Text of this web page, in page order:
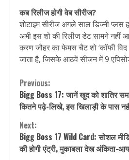
कब रिलीज होगी वेब सीरीज?
शोटाइम सीरीज अगले साल डिज्नी प्लस
अभी इस शो की रिलीज डेट सामने नहीं
करण जौहर का फेमस चैट शो ‘कॉफी विद
जाता है, जिसके आठवें सीजन में 9
Continue
Reading
Previous:
Bigg Boss 17: जानें खुद को शातिर
कितने पढ़े-लिखे, इस खिलाड़ी के पास
Next:
Bigg Boss 17 Wild Card: सोशल
की होगी एंट्री, मुकाबला देख अंकिता-